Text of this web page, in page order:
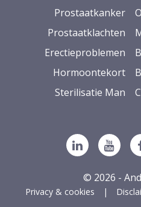
Prostaatkanker
Prostaatklachten
Erectieproblemen
Hormoontekort
Sterilisatie Man
Volg ons
Volg
© 2026 -
Privacy & cookies